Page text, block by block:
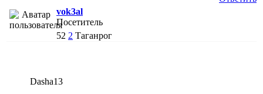
vok3al
Посетитель
52 2 Таганрог
Dasha13